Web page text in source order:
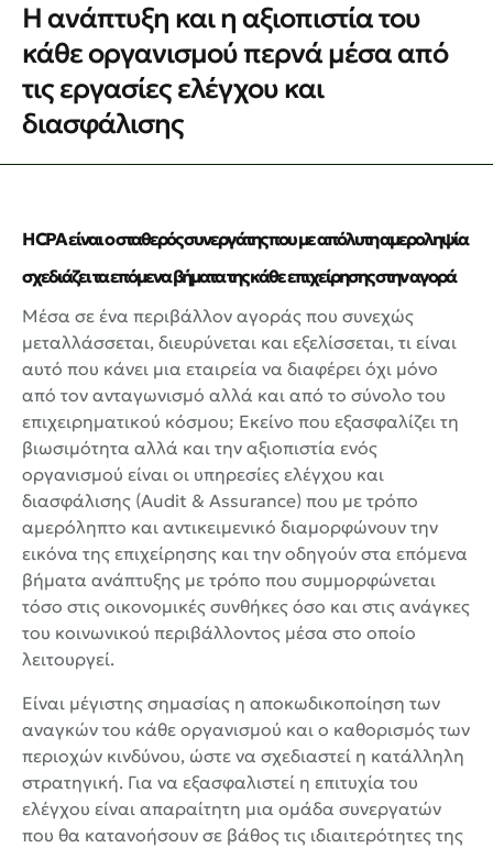
Η ανάπτυξη και η αξιοπιστία του
κάθε οργανισμού περνά μέσα από
τις εργασίες ελέγχου και
διασφάλισης
Η CPA είναι ο σταθερός συνεργάτης που με απόλυτη αμεροληψία
σχεδιάζει τα επόμενα βήματα της κάθε επιχείρησης στην αγορά
Μέσα σε ένα περιβάλλον αγοράς που συνεχώς
μεταλλάσσεται, διευρύνεται και εξελίσσεται, τι είναι
αυτό που κάνει μια εταιρεία να διαφέρει όχι μόνο
από τον ανταγωνισμό αλλά και από το σύνολο του
επιχειρηματικού κόσμου; Εκείνο που εξασφαλίζει τη
βιωσιμότητα αλλά και την αξιοπιστία ενός
οργανισμού είναι οι υπηρεσίες ελέγχου και
διασφάλισης (Audit & Assurance) που με τρόπο
αμερόληπτο και αντικειμενικό διαμορφώνουν την
εικόνα της επιχείρησης και την οδηγούν στα επόμενα
βήματα ανάπτυξης με τρόπο που συμμορφώνεται
τόσο στις οικονομικές συνθήκες όσο και στις ανάγκες
του κοινωνικού περιβάλλοντος μέσα στο οποίο
λειτουργεί.
Είναι μέγιστης σημασίας η αποκωδικοποίηση των
αναγκών του κάθε οργανισμού και ο καθορισμός των
περιοχών κινδύνου, ώστε να σχεδιαστεί η κατάλληλη
στρατηγική. Για να εξασφαλιστεί η επιτυχία του
ελέγχου είναι απαραίτητη μια ομάδα συνεργατών
που θα κατανοήσουν σε βάθος τις ιδιαιτερότητες της